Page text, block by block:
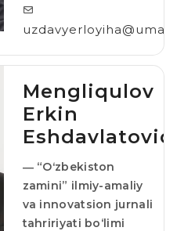
uzdavyerloyiha@umail.uz
Mengliqulov
Erkin
Eshdavlatovich
― “Oʻzbekiston
zamini” ilmiy-amaliy
va innovatsion jurnali
tahririyati bo‘limi